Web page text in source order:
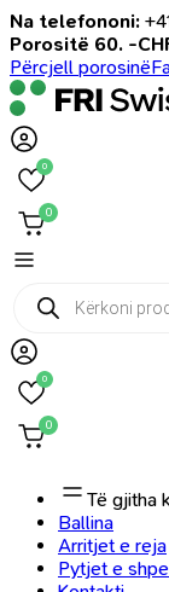
Na telefononi:
Porositë 60. -
Përcjell porosinë
0
0
Products
search
0
0
Të gjitha
Ballina
Arritjet e reja
Pytjet e